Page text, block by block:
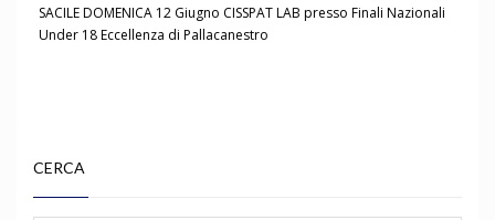
SACILE DOMENICA 12 Giugno CISSPAT LAB presso Finali Nazionali
Under 18 Eccellenza di Pallacanestro
CERCA